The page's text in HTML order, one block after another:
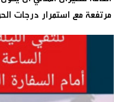
مرتفعة مع استمرار درجات